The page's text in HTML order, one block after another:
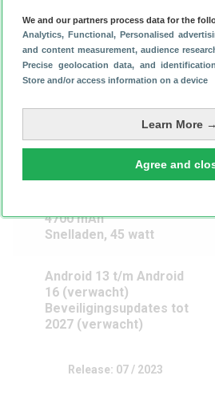
We and our partners process data for the
Analytics, Functional, Personalised
and content measurement, audience
Precise geolocation data, and
Store and/or access information on a device
Learn More →
Agree and
6.7 inch Amoled scherm
120 Hz
32 MP selfiecamera
Snapdragon 8 Plus Gen 1
12 GB werkgeheugen
4700 mAh
Snelladen, 45 watt
Android 13 t/m Android
16 (verwacht)
Beveiligingsupdates tot
2027 (verwacht)
Release: 07 / 2023